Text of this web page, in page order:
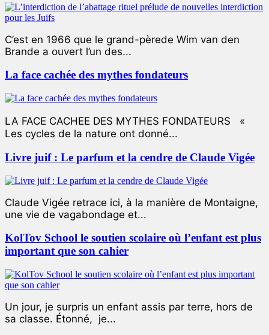
C’est en 1966 que le grand-pèrede Wim van den
Brande a ouvert l’un des...
La face cachée des mythes fondateurs
LA FACE CACHEE DES MYTHES FONDATEURS «
Les cycles de la nature ont donné...
Livre juif : Le parfum et la cendre de Claude Vigée
Claude Vigée retrace ici, à la manière de Montaigne,
une vie de vagabondage et...
KolTov School le soutien scolaire où l’enfant est plus
important que son cahier
Un jour, je surpris un enfant assis par terre, hors de
sa classe. Étonné, je...